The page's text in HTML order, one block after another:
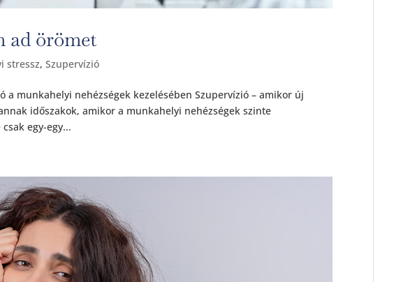
ad örömet
stressz,Szupervízió
munkahelyi nehézségek kezelésében Szupervízió – amikor új
időszakok, amikor a munkahelyi nehézségek szinte
egy-egy...